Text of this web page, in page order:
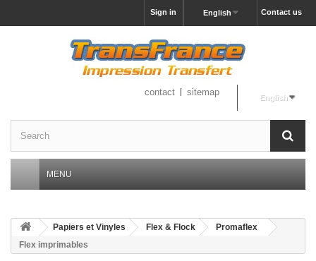
Contact us
English
Sign in
English
contact sitemap
MENU
Papiers et Vinyles Flex & Flock
Promaflex
Flex imprimables